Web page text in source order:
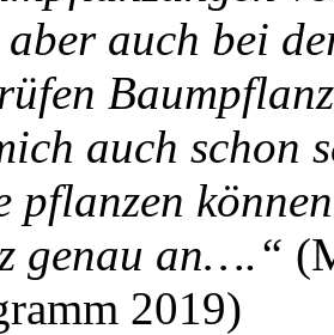
aber auch bei
auch schon
pflanzen
genau an….“
2019)